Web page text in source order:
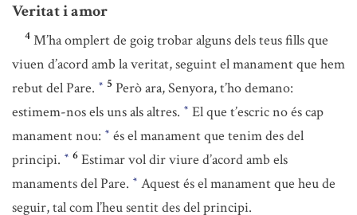
Veritat i amor
4 M’ha omplert de goig trobar alguns dels teus fills que
viuen d’acord amb la veritat, seguint el manament que hem
rebut del Pare. * 5 Però ara, Senyora, t’ho demano:
estimem-nos els uns als altres. * El que t’escric no és cap
manament nou: * és el manament que tenim des del
principi. * 6 Estimar vol dir viure d’acord amb els
manaments del Pare. * Aquest és el manament que heu de
seguir, tal com l’heu sentit des del principi.